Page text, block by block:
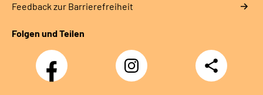
Feedback zur Barrierefreiheit
Folgen und Teilen
Facebook Instagram
Teilen